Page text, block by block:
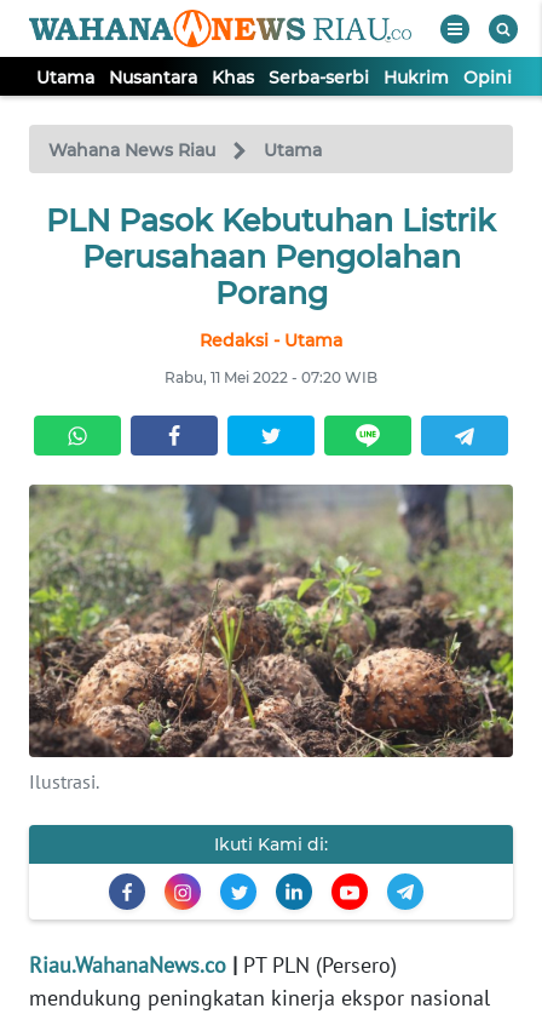
Utama Nusantara Khas Serba-serbi Hukrim Opini
Wahana News Riau Utama
PLN Pasok Kebutuhan Listrik
Perusahaan Pengolahan
Porang
Redaksi - Utama
Rabu, 11 Mei 2022 - 07:20 WIB
Ilustrasi.
Ikuti Kami di:
Riau.WahanaNews.co | PT PLN (Persero)
mendukung peningkatan kinerja ekspor nasional
TV
Tutup
UTAMA
SERBA-
SERBI
HUKRIM
OPINI
PERISTIWA
Informasi
BERITA
IKLAN